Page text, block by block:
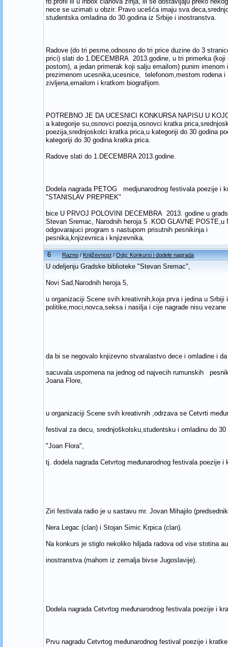
nece se uzimati u obzir. Pravo ucešća imaju sva
studentska omladina do 30 godina iz Srbije i inostranstva.
Radove (do tri pesme,odnosno do tri price duzine do 3
prici) slati do 1.DECEMBRA 2013.godine, u tri primerka (koji
postom), a jedan primerak koji salju emailom) punim imenom i
prezimenom ucesnika,ucesnice, telefonom,mestom rodena i
zivljena,emailom i kratkom biografijom.
POTREBNO JE DA UCESNICI KONKURSA NAPISU U
a kategorije su,osnovci poezija,osnovci kratka
poezija,srednjoskolci kratka prica,u kategoriji do 30 godina
kategoriji do 30 godina kratka prica.
Radove slati do 1.DECEMBRA 2013.godine.
Dodela nagrada PETOG medjunarodnog festivala poezije i
"STANISLAV PREPREK"
bice U PRVOJ POLOVINI DECEMBRA 2013. godine u
Stevan Sremac, Narodnih heroja 5 .KOD GLAVNE POSTE,u
odgovarajuci program s nastupom prisutnih pesnikinja i
pesnika,knjizevnica i knjizevnika.
6 Razno/Književnost/Odg: Konkursi i dodele nagrada
U odeljenju Gradske biblioteke "Stevan Sremac",
Novi Sad,Narodnih heroja 5,
u organizaciji Scene svih kreativnih,koja prva i jedina u
politike,moci,novca,seksa i nasilja i cije nagrade nisu
da bi se negovalo knjizevno stvaralastvo dece i omladine i
sacuvala uspomena na jednog od najvecih rumunskih
Joana Flore,
u organizaciji Scene svih kreativnih ,odrzava se Cetvrti
festival za decu, srednjoškolsku,studentsku i omladinu do 30
"Joan Flora",
tj. dodela nagrada Cetvrtog međunarodnog festivala poezije i
Ziri festivala radio je u sastavu mr. Jovan Mihajilo
Nera Legac (clan) i Stojan Simic Krpica (clan).
Na konkurs je stiglo nekoliko hiljada radova od vise stotina
inostranstva (mahom iz zemalja bivse Jugoslavije).
Dodela nagrada Cetvrtog međunarodnog festivala poezije i
Prvu nagradu Cetvrtog međunarodnog festival poezije i